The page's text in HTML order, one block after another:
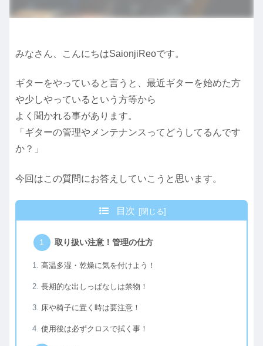
みなさん、こんにちはSaionjiReoです。
ギターをやっていると言うと、最近ギターを始めた方
や少しやっているという方等から
よく聞かれる事があります。
「ギターの管理やメンテナンスってどうしてるんです
か？」
今回はこの質問にお答えしていこうと思います。
目次
取り扱い注意！管理の仕方
高温多湿・乾燥に気を付けよう！
長期的な出しっぱなしは禁物！
床や椅子に置く時は要注意！
使用後は必ずクロスで拭く事！